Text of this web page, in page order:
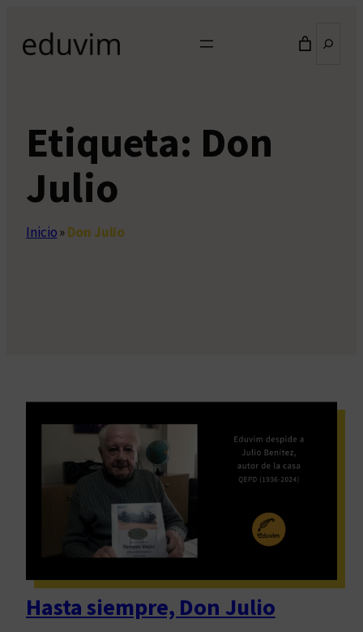
contenido
Etiqueta: Don
Julio
Inicio»Don Julio
Hasta siempre, Don Julio